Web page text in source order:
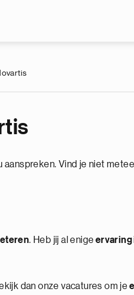
aanspreken. Vind je niet
. Heb jij al enige ervaring
dan onze vacatures om je